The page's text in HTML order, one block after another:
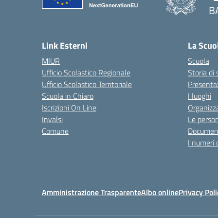
Link Esterni
MIUR
Ufficio Scolastico Regionale
Ufficio Scolastico Territoriale
Scuola in Chiaro
Iscrizioni On Line
Invalsi
Comune
La
Scuola
Storia di
I luoghi
Le
I numeri
Amministrazione TrasparenteAlbo onlinePrivacy